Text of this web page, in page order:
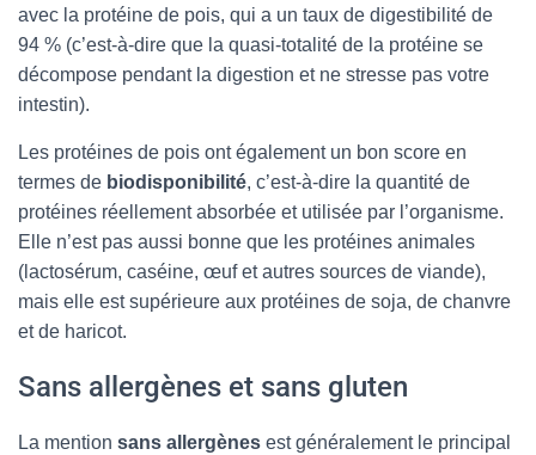
avec la protéine de pois, qui a un taux de digestibilité de
94 % (c’est-à-dire que la quasi-totalité de la protéine se
décompose pendant la digestion et ne stresse pas votre
intestin).
Les protéines de pois ont également un bon score en
termes de biodisponibilité, c’est-à-dire la quantité de
protéines réellement absorbée et utilisée par l’organisme.
Elle n’est pas aussi bonne que les protéines animales
(lactosérum, caséine, œuf et autres sources de viande),
mais elle est supérieure aux protéines de soja, de chanvre
et de haricot.
Sans allergènes et sans gluten
La mention sans allergènes est généralement le principal